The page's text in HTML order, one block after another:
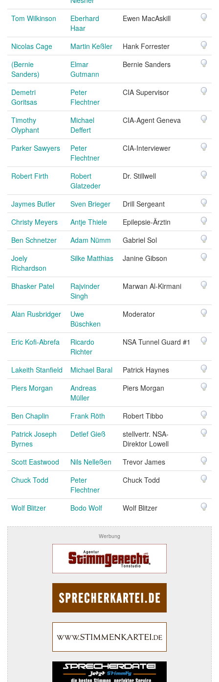
Tom Wilkinson
Eberhard
Haar
Ewen MacAskill
Nicolas Cage Martin Keßler
Hank Forrester
(Bernie
Sanders)
Elmar
Gutmann
Bernie Sanders
Demetri
Goritsas
Peter
Flechtner
CIA Supervisor
Timothy
Olyphant
Michael
Deffert
CIA-Agent Geneva
Parker Sawyers
Peter
Flechtner
CIA-Interviewer
Robert Firth
Robert
Glatzeder
Dr. Stillwell
Jaymes Butler Sven Brieger
Drill Sergeant
Christy Meyers
Antje Thiele
Epilepsie-Ärztin
Ben Schnetzer
Adam Nümm
Gabriel Sol
Joely
Richardson
Silke Matthias Janine Gibson
Bhasker Patel
Rajvinder
Singh
Marwan Al-Kirmani
Alan Rusbridger
Uwe
Büschken
Moderator
Eric Kofi-Abrefa
Ricardo
Richter
NSA Tunnel Guard #1
Lakeith Stanfield Michael Baral
Patrick Haynes
Piers Morgan
Andreas
Müller
Piers Morgan
Ben Chaplin Frank Röth
Robert Tibbo
Patrick Joseph
Byrnes
Detlef Gieß
stellvertr. NSA-
Direktor Lowell
Scott Eastwood
Nils Nelleßen
Trevor James
Chuck Todd
Peter
Flechtner
Chuck Todd
Wolf Blitzer Bodo Wolf Wolf Blitzer
Werbung